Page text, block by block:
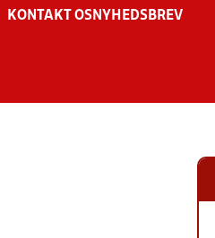
KONTAKT OS NYHEDSBREV